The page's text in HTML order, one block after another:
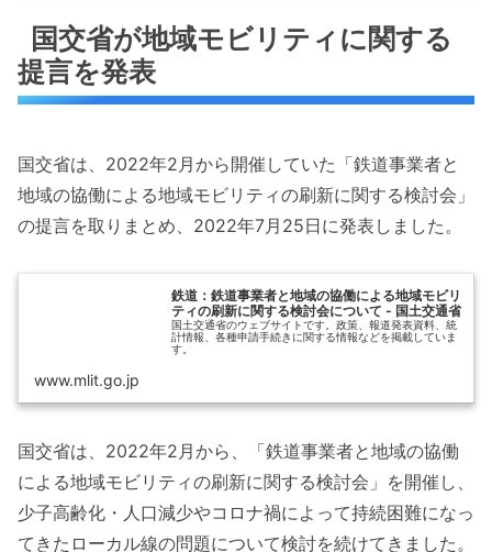
国交省が地域モビリティに関する
提言を発表
国交省は、2022年2月から開催していた「鉄道事業者と
地域の協働による地域モビリティの刷新に関する検討会」
の提言を取りまとめ、2022年7月25日に発表しました。
鉄道：鉄道事業者と地域の協働による地域モビリ
ティの刷新に関する検討会について - 国土交通省
国土交通省のウェブサイトです。政策、報道発表資料、統
計情報、各種申請手続きに関する情報などを掲載していま
す。
www.mlit.go.jp
国交省は、2022年2月から、「鉄道事業者と地域の協働
による地域モビリティの刷新に関する検討会」を開催し、
少子高齢化・人口減少やコロナ禍によって持続困難になっ
てきたローカル線の問題について検討を続けてきました。